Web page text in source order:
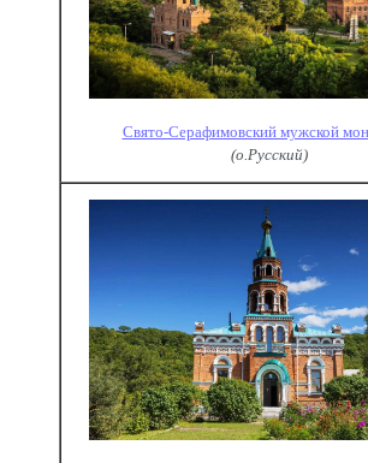
Свято-Серафимовский мужской
(о.Русский)